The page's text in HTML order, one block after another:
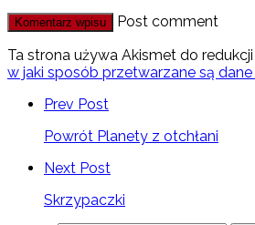
Post comment
Ta strona używa Akismet do
w jaki sposób przetwarzane są
Prev Post
Powrót Planety z otchłani
Next Post
Skrzypaczki